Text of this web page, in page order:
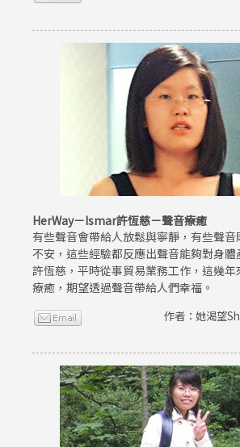
HerWay－Ismar許恆慈－聲音療癒
有些聲音會帶給人放鬆與寧靜，有些聲
不安，這些經驗都反應出聲音能夠對身
許恆慈，平時從事貿易業務工作，這幾
療癒，期望透過聲音帶給人們幸福。
作者：她渴望